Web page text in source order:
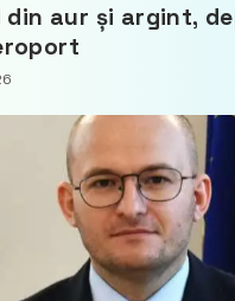
din aur și argint,